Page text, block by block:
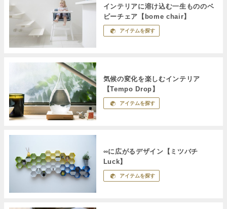
インテリアに溶け込む一生もののベ
ビーチェア【bome chair】
アイテムを探す
気候の変化を楽しむインテリア
【Tempo Drop】
アイテムを探す
∞に広がるデザイン【ミツバチ
Luck】
アイテムを探す